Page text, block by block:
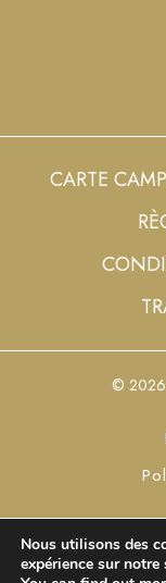
CARTE
© 2026
Nous utilisons des
expérience sur notre